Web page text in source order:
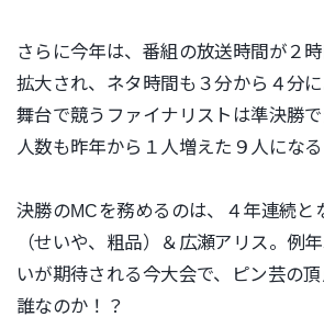
さらに今年は、番組の放送時間が２
拡大され、ネタ時間も３分から４分
舞台で競うファイナリストは準決勝で
人数も昨年から１人増えた９人になる
決勝のMCを務めるのは、４年連続と
（せいや、粗品）＆広瀬アリス。例
いが期待される今大会で、ピン芸の
誰なのか！？